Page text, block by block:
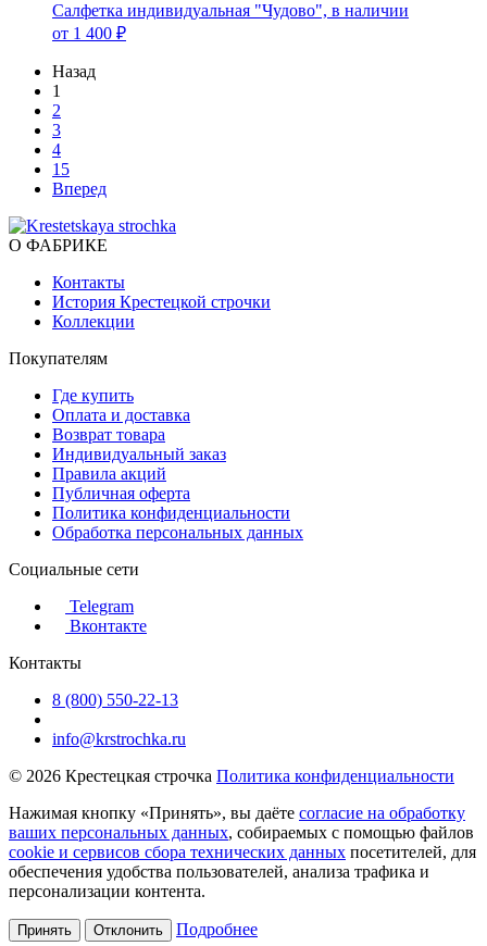
Салфетка индивидуальная "Чудово", в наличии
от 1 400 ₽
Назад
1
2
3
4
15
Вперед
О ФАБРИКЕ
Контакты
История Крестецкой строчки
Коллекции
Покупателям
Где купить
Оплата и доставка
Возврат товара
Индивидуальный заказ
Правила акций
Публичная оферта
Политика конфиденциальности
Обработка персональных данных
Социальные сети
Telegram
Вконтакте
Контакты
8 (800) 550-22-13
info@krstrochka.ru
© 2026 Крестецкая строчка Политика конфиденциальности
Нажимая кнопку «Принять», вы даёте согласие на обработку
ваших персональных данных, собираемых с помощью файлов
cookie и сервисов сбора технических данных посетителей, для
обеспечения удобства пользователей, анализа трафика и
персонализации контента.
Принять Отклонить Подробнее